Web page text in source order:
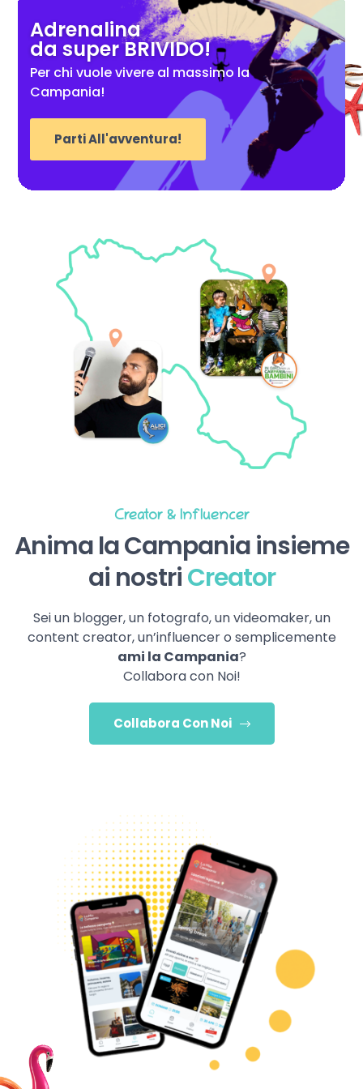
Adrenalina
da super BRIVIDO!
Per chi vuole vivere al massimo la
Campania!
Parti All'avventura!
Creator & Influencer
Anima la Campania insieme
ai nostriCreator
Sei un blogger, un fotografo, un videomaker, un
content creator, un’influencer o semplicemente
ami la Campania?
Collabora con Noi!
Collabora Con Noi